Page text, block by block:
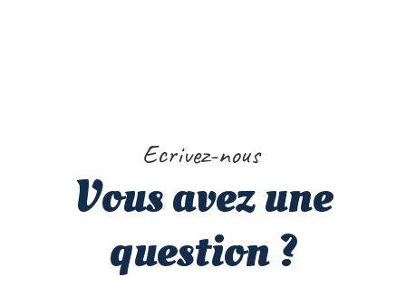
Ecrivez-nous
Vous avez une
question ?